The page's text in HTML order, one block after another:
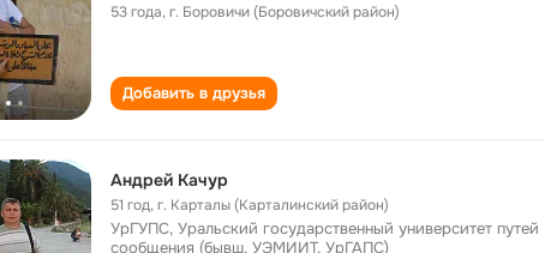
53 года,г. Боровичи (Боровичский район)
Добавить в друзья
Андрей Качур
51 год,г. Карталы (Карталинский район)
УрГУПС, Уральский государственный университет путей
сообщения (бывш. УЭМИИТ, УрГАПС)